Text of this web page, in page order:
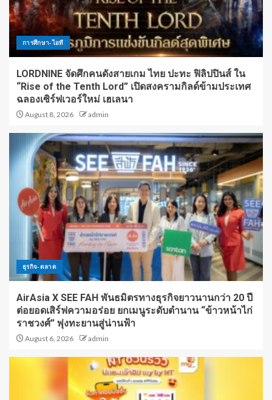
การศึกษา-ไอที
LORDNINE จัดศึกคนดังสายเกม ไทย ปะทะ ฟิลิปปินส์ ใน
“Rise of the Tenth Lord” เปิดสงครามกิลด์ข้ามประเทศ
ฉลองเซิร์ฟเวอร์ใหม่ เฮเลนา
August 8, 2026 admin
ธุรกิจ-ตลาด
AirAsia X SEE FAH พันธมิตรทางธุรกิจยาวนานกว่า 20 ปี
ต่อยอดเสิร์ฟความอร่อย ยกเมนูระดับตำนาน “ข้าวหน้าไก่
ราชวงศ์” พุ่งทะยานสู่น่านฟ้า
August 6, 2026 admin